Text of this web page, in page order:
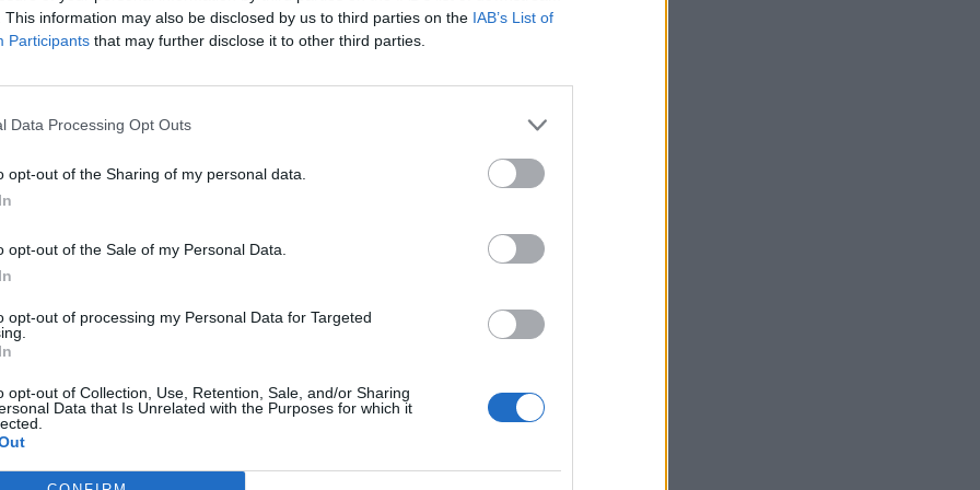
This information may also be disclosed by us to third parties on the IAB’s List of
Participants that may further disclose it to other third parties.
Data Processing Opt Outs
opt-out of the Sharing of my personal data.
opt-out of the Sale of my Personal Data.
opt-out of processing my Personal Data for Targeted
opt-out of Collection, Use, Retention, Sale, and/or Sharing
Data that Is Unrelated with the Purposes for which it
érdekében megtett intézkedéseiről készült belső ellenőri jelentést a
tartalmazza:
cikkarchívum
elmúlt 2 év napon belüli
Előfizetés